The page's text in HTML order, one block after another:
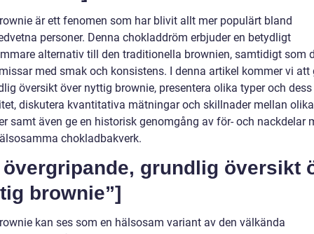
är ett fenomen som har blivit allt mer populärt bland
personer. Denna chokladdröm erbjuder en betydligt
alternativ till den traditionella brownien, samtidigt som
med smak och konsistens. I denna artikel kommer vi att
översikt över nyttig brownie, presentera olika typer och dess
diskutera kvantitativa mätningar och skillnader mellan olika
samt även ge en historisk genomgång av för- och nackdelar
chokladbakverk.
övergripande, grundlig översikt
brownie”]
kan ses som en hälsosam variant av den välkända